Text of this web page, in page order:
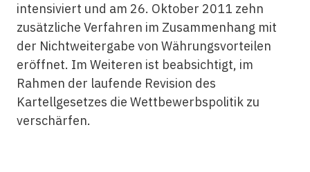
intensiviert und am 26. Oktober 2011 zehn
zusätzliche Verfahren im Zusammenhang mit
der Nichtweitergabe von Währungsvorteilen
eröffnet. Im Weiteren ist beabsichtigt, im
Rahmen der laufende Revision des
Kartellgesetzes die Wettbewerbspolitik zu
verschärfen.